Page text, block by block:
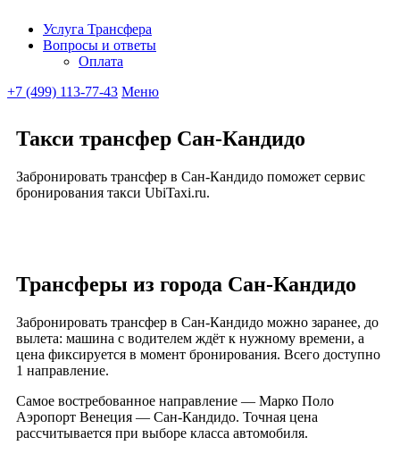
Ubitaxi
Услуга Трансфера
Вопросы и ответы
Оплата
+7 (499) 113-77-43 Меню
Такси трансфер Сан-Кандидо
Забронировать трансфер в Сан-Кандидо поможет сервис
бронирования такси UbiTaxi.ru.
Трансферы из города Сан-Кандидо
Забронировать трансфер в Сан-Кандидо можно заранее, до
вылета: машина с водителем ждёт к нужному времени, а
цена фиксируется в момент бронирования. Всего доступно
1 направление.
Самое востребованное направление — Марко Поло
Аэропорт Венеция — Сан-Кандидо. Точная цена
рассчитывается при выборе класса автомобиля.